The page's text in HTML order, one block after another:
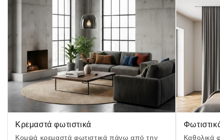
Κρεμαστά φωτιστικά
Κομψά κρεμαστά φωτιστικά πάνω από την
Καθολικά